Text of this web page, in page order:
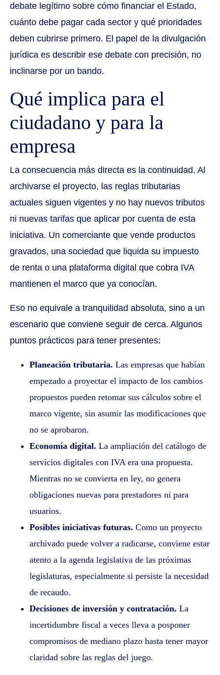
debate legítimo sobre cómo financiar el Estado,
cuánto debe pagar cada sector y qué prioridades
deben cubrirse primero. El papel de la divulgación
jurídica es describir ese debate con precisión, no
inclinarse por un bando.
Qué implica para el
ciudadano y para la
empresa
La consecuencia más directa es la continuidad. Al
archivarse el proyecto, las reglas tributarias
actuales siguen vigentes y no hay nuevos tributos
ni nuevas tarifas que aplicar por cuenta de esta
iniciativa. Un comerciante que vende productos
gravados, una sociedad que liquida su impuesto
de renta o una plataforma digital que cobra IVA
mantienen el marco que ya conocían.
Eso no equivale a tranquilidad absoluta, sino a un
escenario que conviene seguir de cerca. Algunos
puntos prácticos para tener presentes:
Planeación tributaria. Las empresas que habían
empezado a proyectar el impacto de los cambios
propuestos pueden retomar sus cálculos sobre el
marco vigente, sin asumir las modificaciones que
no se aprobaron.
Economía digital. La ampliación del catálogo de
servicios digitales con IVA era una propuesta.
Mientras no se convierta en ley, no genera
obligaciones nuevas para prestadores ni para
usuarios.
Posibles iniciativas futuras. Como un proyecto
archivado puede volver a radicarse, conviene estar
atento a la agenda legislativa de las próximas
legislaturas, especialmente si persiste la necesidad
de recaudo.
Decisiones de inversión y contratación. La
incertidumbre fiscal a veces lleva a posponer
compromisos de mediano plazo hasta tener mayor
claridad sobre las reglas del juego.